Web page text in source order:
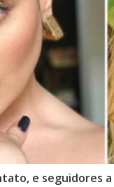
e seguidores